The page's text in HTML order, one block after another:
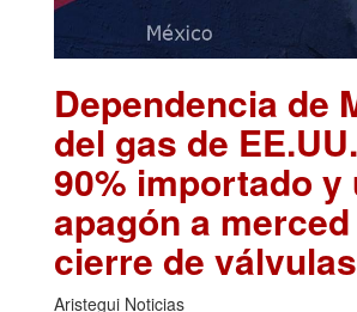
Dependencia de
del gas de
90% importado y
apagón a
cierre de válvulas